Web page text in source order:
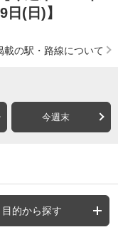
(日)】
載の駅・路線について
今週末
目的から探す